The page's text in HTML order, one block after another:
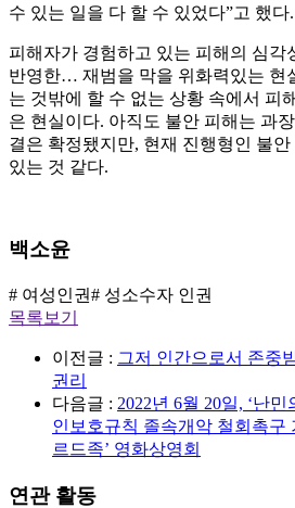
수 있는 일을 다 할 수 있었다”고 했다.
피해자가 경험하고 있는 피해의 심각
반영한… 재범을 막을 위화력있는 현
는 것밖에 할 수 없는 상황 속에서 피
은 현실이다. 아직도 불안 피해는 과
결은 확정됐지만, 현재 진행형인 불
있는 것 같다.
백소윤
# 여성인권# 성소수자 인권
목록보기
이전글 : 그저 인간으로서 존중
권리
다음글 : 2022년 6월 20일, ‘난
인보호규칙 졸속개악 철회촉구
르드족’ 영화상영회
연관 활동